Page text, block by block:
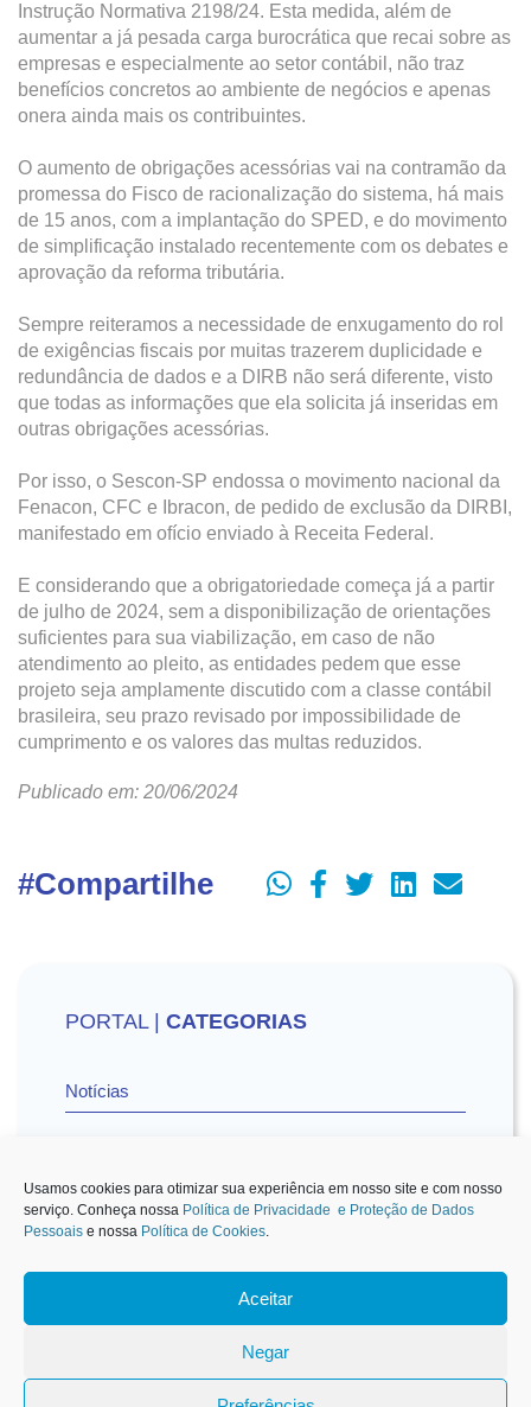
Usamos cookies para otimizar sua experiência em nosso site e com nosso
serviço. Conheça nossa Política de Privacidade e Proteção de Dados
Pessoais e nossa Política de Cookies.
Aceitar
Negar
Instrução Normativa 2198/24. Esta medida, além de
aumentar a já pesada carga burocrática que recai sobre as
empresas e especialmente ao setor contábil, não traz
benefícios concretos ao ambiente de negócios e apenas
onera ainda mais os contribuintes.
O aumento de obrigações acessórias vai na contramão da
promessa do Fisco de racionalização do sistema, há mais
de 15 anos, com a implantação do SPED, e do movimento
de simplificação instalado recentemente com os debates e
aprovação da reforma tributária.
Sempre reiteramos a necessidade de enxugamento do rol
de exigências fiscais por muitas trazerem duplicidade e
redundância de dados e a DIRB não será diferente, visto
que todas as informações que ela solicita já inseridas em
outras obrigações acessórias.
Por isso, o Sescon-SP endossa o movimento nacional da
Fenacon, CFC e Ibracon, de pedido de exclusão da DIRBI,
manifestado em ofício enviado à Receita Federal.
E considerando que a obrigatoriedade começa já a partir
de julho de 2024, sem a disponibilização de orientações
suficientes para sua viabilização, em caso de não
atendimento ao pleito, as entidades pedem que esse
projeto seja amplamente discutido com a classe contábil
brasileira, seu prazo revisado por impossibilidade de
cumprimento e os valores das multas reduzidos.
Publicado em: 20/06/2024
#Compartilhe
PORTAL | CATEGORIAS
Notícias